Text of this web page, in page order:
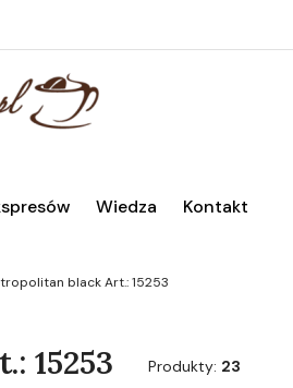
Wiedza Kontakt
black Art.: 15253
15253 Produkty: 23